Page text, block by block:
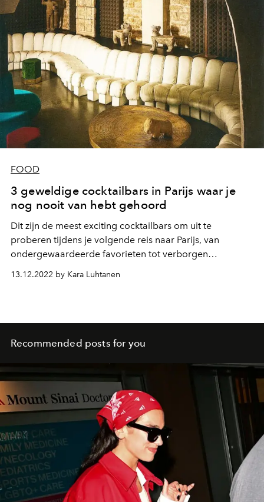
FOOD
3 geweldige cocktailbars in Parijs waar je
nog nooit van hebt gehoord
Dit zijn de meest exciting cocktailbars om uit te
proberen tijdens je volgende reis naar Parijs, van
ondergewaardeerde favorieten tot verborgen
13.12.2022 by Kara Luhtanen
Recommended posts for you